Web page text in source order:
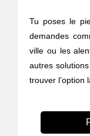
Tu poses le
demandes
ville ou les
autres
trouver l’option